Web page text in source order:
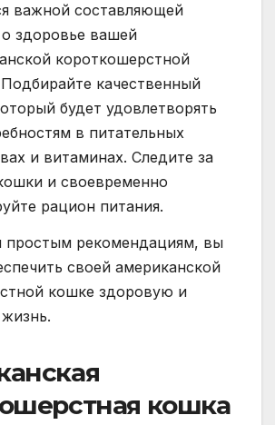
важной составляющей
здоровье вашей
короткошерстной
качественный
будет удовлетворять
в питательных
и витаминах. Следите за
и своевременно
рацион питания.
простым рекомендациям, вы
своей американской
кошке здоровую и
кошка